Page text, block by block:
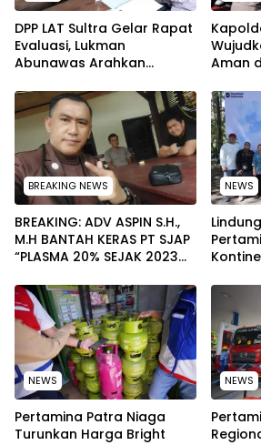
‎DPP LAT Sultra Gelar Rapat
Evaluasi, Lukman
Abunawas Arahkan
Secara Rutin dan
Menyeluruh
Aman
BREAKING NEWS
BREAKING: ADV ASPIN S.H.,
M.H BANTAH KERAS PT SJAP
“PLASMA 20% SEJAK 2023
WARGA WAWOONE!
NEWS
NEWS
Pertamina Patra Niaga
Turunkan Harga Bright
NEWS